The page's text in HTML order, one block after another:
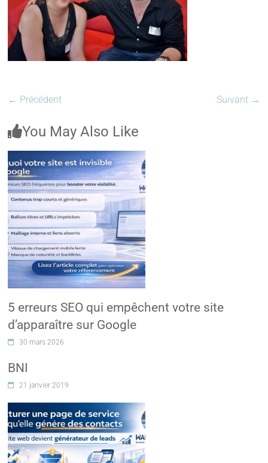
← Précédent Suivant →
You May Also Like
5 erreurs SEO qui empêchent votre site
d’apparaître sur Google
30 mars 2026
BNI
21 janvier 2019